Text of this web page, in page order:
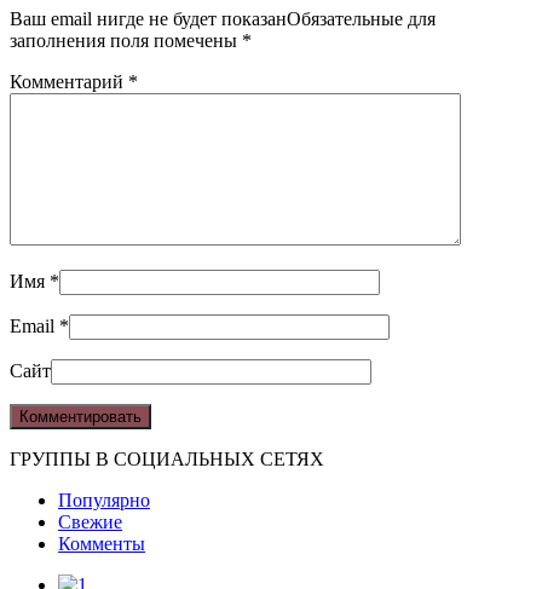
Ваш email нигде не будет показанОбязательные для
заполнения поля помечены *
Комментарий *
Имя *
Email *
Сайт
ГРУППЫ В СОЦИАЛЬНЫХ СЕТЯХ
Популярно
Свежие
Комменты